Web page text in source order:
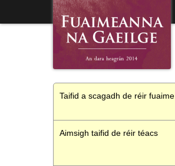
Taifid a scagadh de réir fuaime
Aimsigh taifid de réir téacs